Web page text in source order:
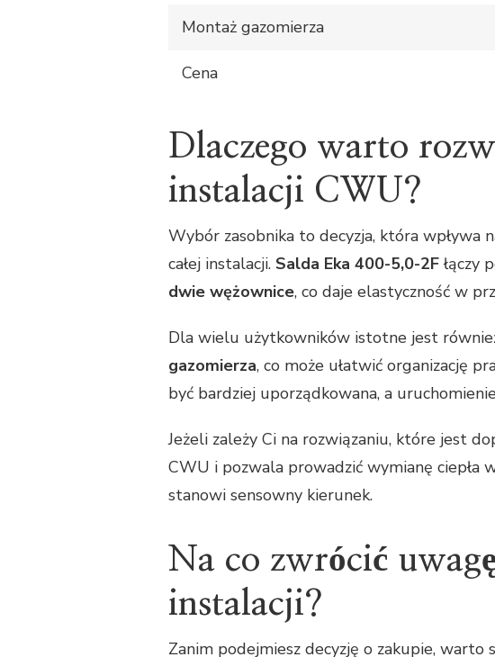
Montaż gazomierza
Cena
Dlaczego warto
instalacji CWU?
Wybór zasobnika to decyzja, która wpływa
całej instalacji. Salda Eka 400-5,0-2Fłączy
dwie wężownice, co daje elastyczność w
Dla wielu użytkowników istotne jest
gazomierza, co może ułatwić organizację
być bardziej uporządkowana, a
Jeżeli zależy Ci na rozwiązaniu, które jest
CWU i pozwala prowadzić wymianę
stanowi sensowny kierunek.
Na co zwrócić
instalacji?
Zanim podejmiesz decyzję o zakupie, warto